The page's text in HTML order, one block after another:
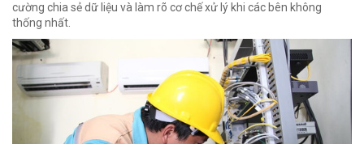
cường chia sẻ dữ liệu và làm rõ cơ chế xử lý khi các bên không
thống nhất.